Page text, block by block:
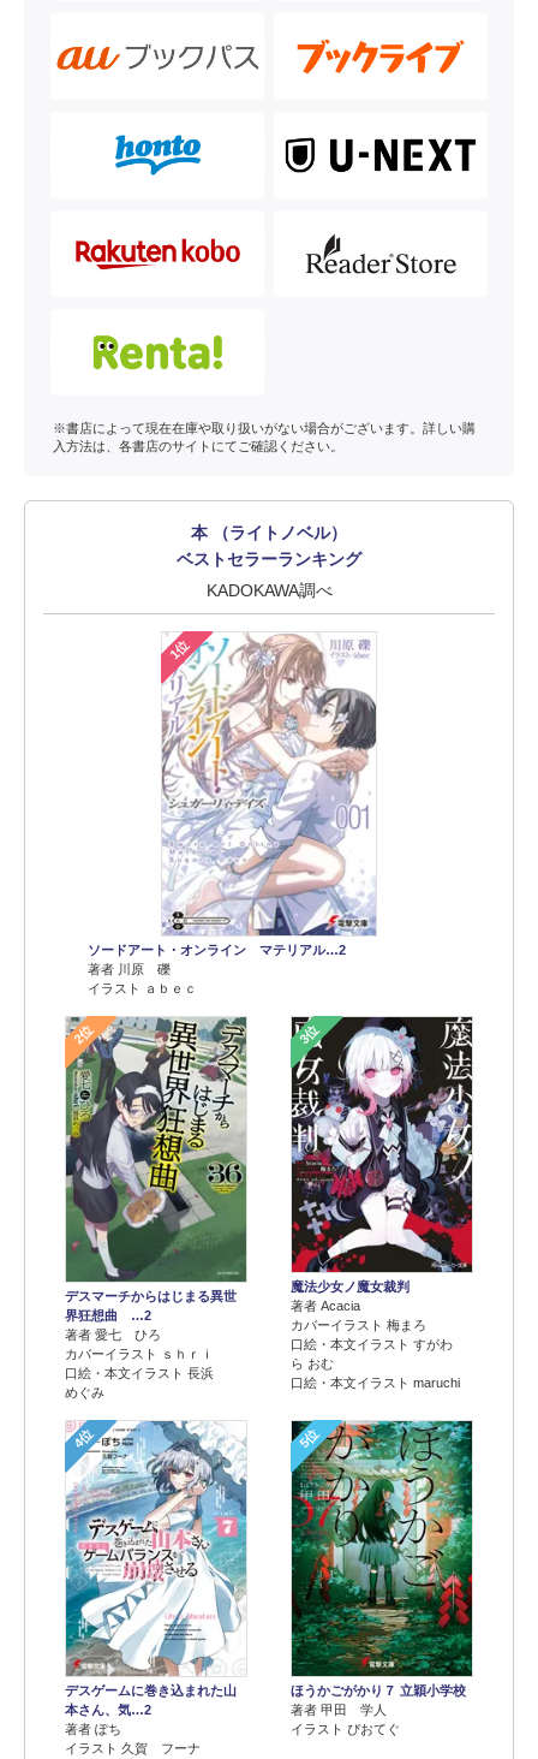
※書店によって現在在庫や取り扱いがない場合がございます。詳しい購
入方法は、各書店のサイトにてご確認ください。
本 （ライトノベル）
ベストセラーランキング
KADOKAWA調べ
1位
ソードアート・オンライン マテリアル…2
著者 川原 礫
イラスト ａｂｅｃ
2位
デスマーチからはじまる異世
界狂想曲 …2
著者 愛七 ひろ
カバーイラスト ｓｈｒｉ
口絵・本文イラスト 長浜
めぐみ
3位
魔法少女ノ魔女裁判
著者 Acacia
カバーイラスト 梅まろ
口絵・本文イラスト すがわ
ら おむ
口絵・本文イラスト maruchi
4位
デスゲームに巻き込まれた山
本さん、気…2
著者 ぽち
イラスト 久賀 フーナ
5位
ほうかごがかり７ 立穎小学校
著者 甲田 学人
イラスト ぴおてぐ